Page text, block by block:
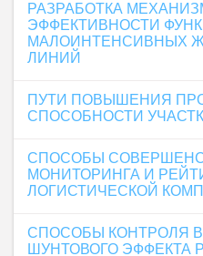
РАЗРАБОТКА
ЭФФЕКТИВНОСТИ
МАЛОИНТЕНСИВНЫХ
ЛИНИЙ
ПУТИ ПОВЫШЕНИЯ
СПОСОБНОСТИ
СПОСОБЫ
МОНИТОРИНГА И
ЛОГИСТИЧЕСКОЙ
СПОСОБЫ КОНТРОЛЯ
ШУНТОВОГО ЭФФЕКТА